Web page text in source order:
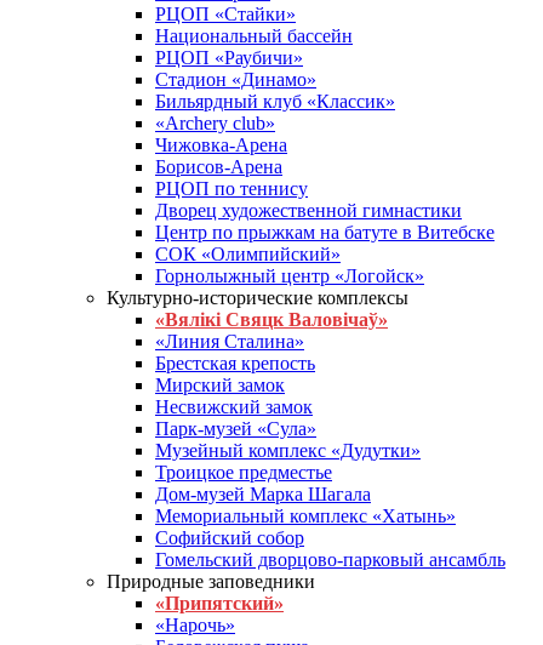
РЦОП «Стайки»
Национальный бассейн
РЦОП «Раубичи»
Стадион «Динамо»
Бильярдный клуб «Классик»
«Archery club»
Чижовка-Арена
Борисов-Арена
РЦОП по теннису
Дворец художественной гимнастики
Центр по прыжкам на батуте в Витебске
СОК «Олимпийский»
Горнолыжный центр «Логойск»
Культурно-исторические комплексы
«Вялікі Свяцк Валовічаў»
«Линия Сталина»
Брестская крепость
Мирский замок
Несвижский замок
Парк-музей «Сула»
Музейный комплекс «Дудутки»
Троицкое предместье
Дом-музей Марка Шагала
Мемориальный комплекс «Хатынь»
Софийский собор
Гомельский дворцово-парковый ансамбль
Природные заповедники
«Припятский»
«Нарочь»